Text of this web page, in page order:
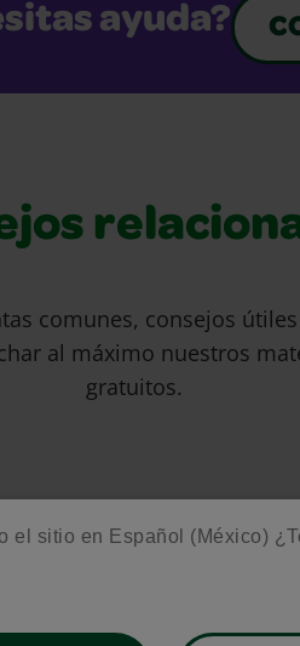
el sitio en Español (México)
ayuda?
comunes, consejos
al máximo nuestros
gratuitos.